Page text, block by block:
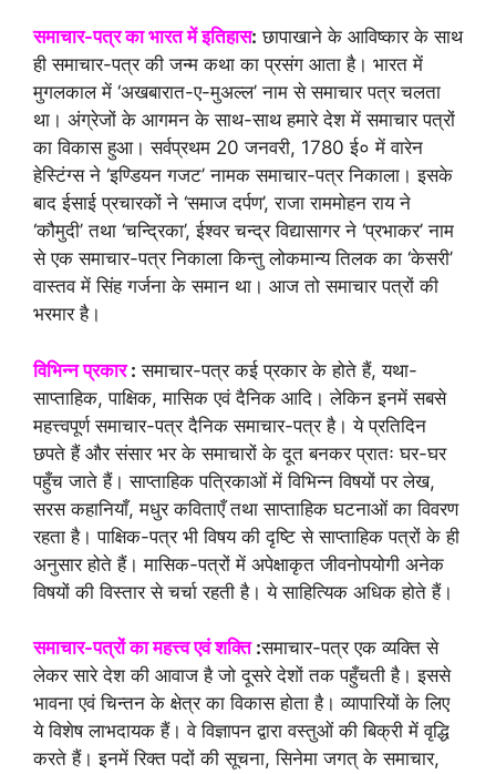
समाचार-पत्र का भारत में इतिहास: छापाखाने के आविष्कार के साथ
ही समाचार-पत्र की जन्म कथा का प्रसंग आता है। भारत में
मुगलकाल में ‘अखबारात-ए-मुअल्ल’ नाम से समाचार पत्र चलता
था। अंग्रेजों के आगमन के साथ-साथ हमारे देश में समाचार पत्रों
का विकास हुआ। सर्वप्रथम 20 जनवरी, 1780 ई० में वारेन
हेस्टिंग्स ने ‘इण्डियन गजट’ नामक समाचार-पत्र निकाला। इसके
बाद ईसाई प्रचारकों ने ‘समाज दर्पण’, राजा राममोहन राय ने
‘कौमुदी’ तथा ‘चन्द्रिका’, ईश्वर चन्द्र विद्यासागर ने ‘प्रभाकर’ नाम
से एक समाचार-पत्र निकाला किन्तु लोकमान्य तिलक का ‘केसरी’
वास्तव में सिंह गर्जना के समान था। आज तो समाचार पत्रों की
भरमार है।
विभिन्न प्रकार: समाचार-पत्र कई प्रकार के होते हैं, यथा-
साप्ताहिक, पाक्षिक, मासिक एवं दैनिक आदि। लेकिन इनमें सबसे
महत्त्वपूर्ण समाचार-पत्र दैनिक समाचार-पत्र है। ये प्रतिदिन
छपते हैं और संसार भर के समाचारों के दूत बनकर प्रातः घर-घर
पहुँच जाते हैं। साप्ताहिक पत्रिकाओं में विभिन्न विषयों पर लेख,
सरस कहानियाँ, मधुर कविताएँ तथा साप्ताहिक घटनाओं का विवरण
रहता है। पाक्षिक-पत्र भी विषय की दृष्टि से साप्ताहिक पत्रों के ही
अनुसार होते हैं। मासिक-पत्रों में अपेक्षाकृत जीवनोपयोगी अनेक
विषयों की विस्तार से चर्चा रहती है। ये साहित्यिक अधिक होते हैं।
समाचार-पत्रों का महत्त्व एवं शक्ति:समाचार-पत्र एक व्यक्ति से
लेकर सारे देश की आवाज है जो दूसरे देशों तक पहुँचती है। इससे
भावना एवं चिन्तन के क्षेत्र का विकास होता है। व्यापारियों के लिए
ये विशेष लाभदायक हैं। वे विज्ञापन द्वारा वस्तुओं की बिक्री में वृद्धि
करते हैं। इनमें रिक्त पदों की सूचना, सिनेमा जगत् के समाचार,